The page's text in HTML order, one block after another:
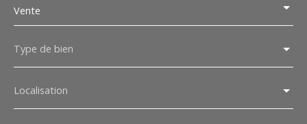
Vente
Type de bien
Localisation